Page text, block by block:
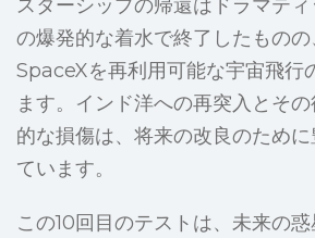
スターシップの帰還はドラマテ
の爆発的な着水で終了したもの
SpaceXを再利用可能な宇宙飛行
ます。インド洋への再突入とそ
的な損傷は、将来の改良のため
ています。
この10回目のテストは、未来の